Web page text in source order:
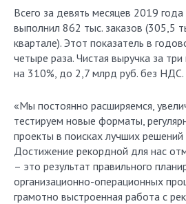
Всего за девять месяцев 2019
выполнил 862 тыс. заказов (305,5
квартале). Этот показатель в
четыре раза. Чистая выручка за
на 310%, до 2,7 млрд руб. без НДС.
«Мы постоянно расширяемся,
тестируем новые форматы,
проекты в поисках лучших
Достижение рекордной для нас
– это результат правильного
организационно-операционных
грамотно выстроенная работа с